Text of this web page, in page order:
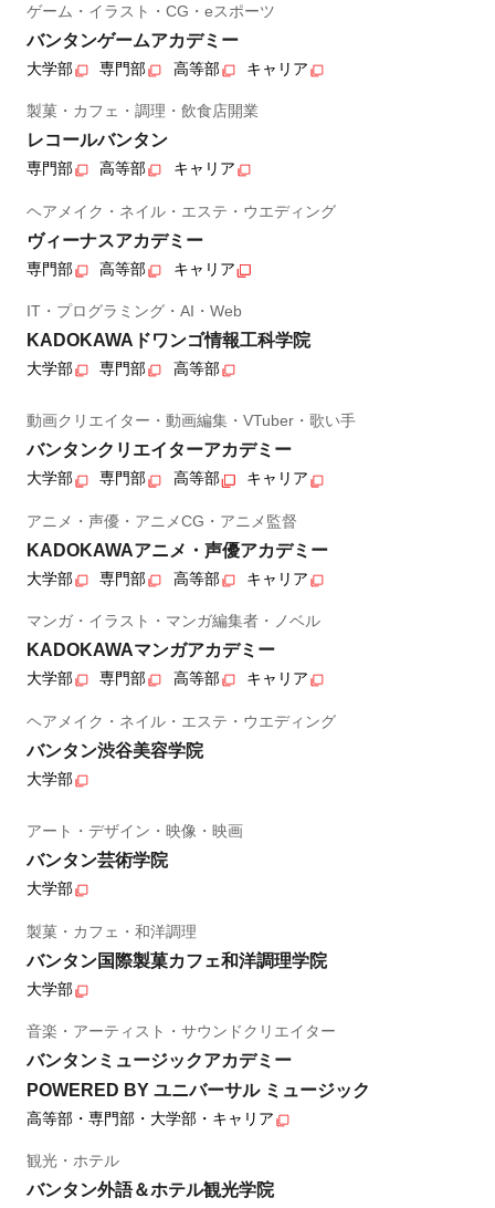
ゲーム・イラスト・CG・eスポーツ
バンタンゲームアカデミー
大学部 専門部 高等部 キャリア
製菓・カフェ・調理・飲食店開業
レコールバンタン
専門部 高等部 キャリア
ヘアメイク・ネイル・エステ・ウエディング
ヴィーナスアカデミー
専門部 高等部 キャリア
IT・プログラミング・AI・Web
KADOKAWAドワンゴ情報工科学院
大学部 専門部 高等部
動画クリエイター・動画編集・VTuber・歌い手
バンタンクリエイターアカデミー
大学部 専門部 高等部 キャリア
アニメ・声優・アニメCG・アニメ監督
KADOKAWAアニメ・声優アカデミー
大学部 専門部 高等部 キャリア
マンガ・イラスト・マンガ編集者・ノベル
KADOKAWAマンガアカデミー
大学部 専門部 高等部 キャリア
ヘアメイク・ネイル・エステ・ウエディング
バンタン渋谷美容学院
大学部
アート・デザイン・映像・映画
バンタン芸術学院
大学部
製菓・カフェ・和洋調理
バンタン国際製菓カフェ和洋調理学院
大学部
音楽・アーティスト・サウンドクリエイター
バンタンミュージックアカデミー
POWERED BY ユニバーサル ミュージック
高等部・専門部・大学部・キャリア
観光・ホテル
バンタン外語＆ホテル観光学院